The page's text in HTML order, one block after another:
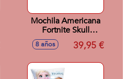
Mochila Americana
Fortnite Skull
Trooper.31 X 43 X
13 Cm.
8 años 39,95 €